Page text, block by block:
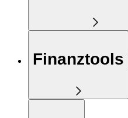
Finanztools